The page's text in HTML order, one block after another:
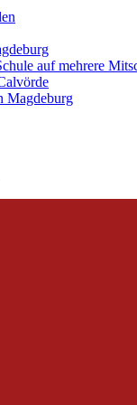
auf mehrere
Magdeburg